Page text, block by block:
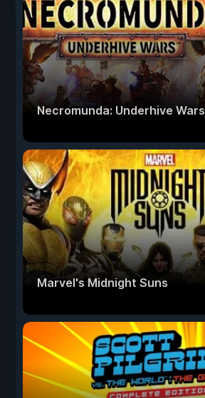
Necromunda: Underhive Wars
Marvel's Midnight Suns